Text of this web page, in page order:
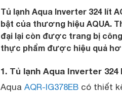
Tủ lạnh Aqua Inverter 324 lít
bật của thương hiệu AQUA.
đại lại còn được trang bị
thực phẩm được hiệu quả
1. Tủ lạnh Aqua Inverter
Aqua AQR-IG378EB có thiết